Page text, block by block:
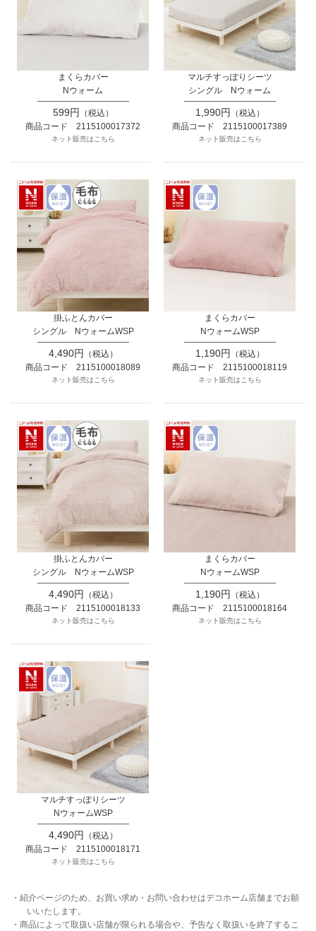
まくらカバー
Nウォーム
599円
（税込）
商品コード 2115100017372
ネット販売はこちら
マルチすっぽりシーツ
シングル Nウォーム
1,990円
（税込）
商品コード 2115100017389
ネット販売はこちら
掛ふとんカバー
シングル NウォームWSP
4,490円
（税込）
商品コード 2115100018089
ネット販売はこちら
まくらカバー
NウォームWSP
1,190円
（税込）
商品コード 2115100018119
ネット販売はこちら
掛ふとんカバー
シングル NウォームWSP
4,490円
（税込）
商品コード 2115100018133
ネット販売はこちら
まくらカバー
NウォームWSP
1,190円
（税込）
商品コード 2115100018164
ネット販売はこちら
マルチすっぽりシーツ
NウォームWSP
4,490円
（税込）
商品コード 2115100018171
ネット販売はこちら
・紹介ページのため、お買い求め・お問い合わせはデコホーム店舗までお願
いいたします。
・商品によって取扱い店舗が限られる場合や、予告なく取扱いを終了するこ